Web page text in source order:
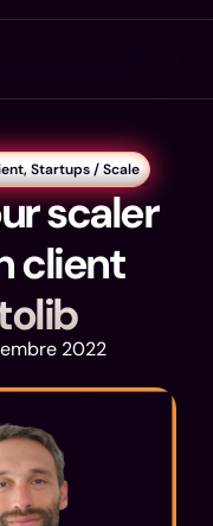
,Startups / Scale
scaler
client
2022